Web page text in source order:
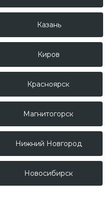
Нижний Новгород
Магнитогорск
Киров
Новосибирск
Казань
Красноярск